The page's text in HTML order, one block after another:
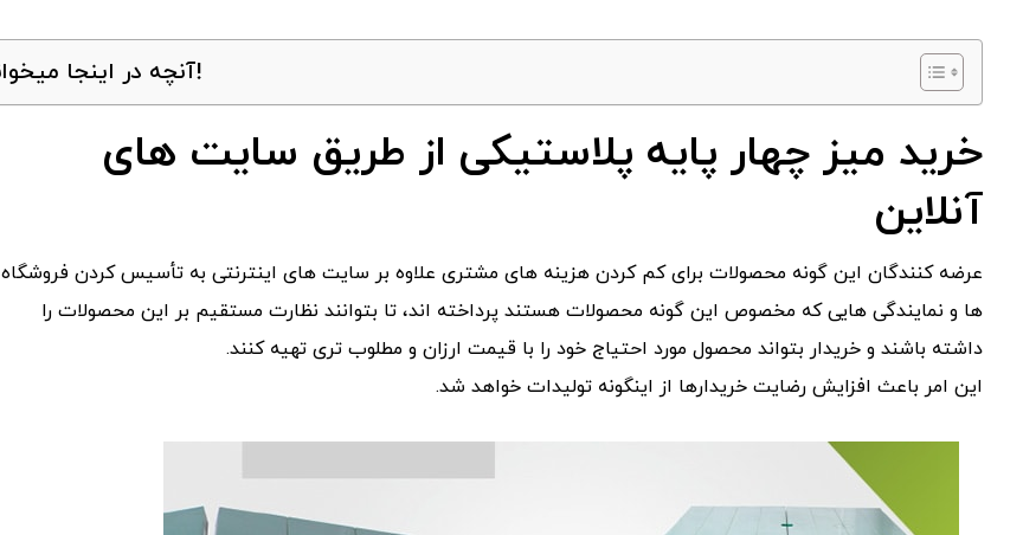
آنچه در اینجا میخوانید!
خرید میز چهار پایه پلاستیکی از طریق سایت های
آنلاین
عرضه کنندگان این گونه محصولات برای کم کردن هزینه های مشتری علاوه بر سایت های اینترنتی به تأسیس کردن فروشگاه
ها و نمایندگی هایی که مخصوص این گونه محصولات هستند پرداخته اند، تا بتوانند نظارت مستقیم بر این محصولات را
داشته باشند و خریدار بتواند محصول مورد احتیاج خود را با قیمت ارزان و مطلوب تری تهیه کنند.
این امر باعث افزایش رضایت خریدارها از اینگونه تولیدات خواهد شد.